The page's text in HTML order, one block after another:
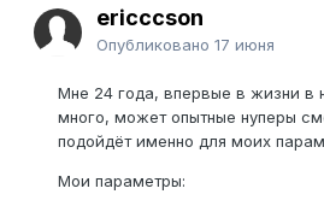
ericccson
Опубликовано 17 июня
Мне 24 года, впервые в жизни в
много, может опытные нуперы
подойдёт именно для моих
Мои параметры: